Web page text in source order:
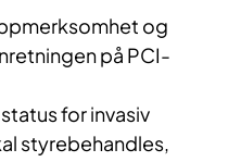
og
på PCI-
for invasiv
styrebehandles,